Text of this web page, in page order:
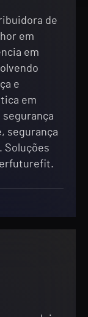
de
em
em
e
em
segurança
segurança
Soluções